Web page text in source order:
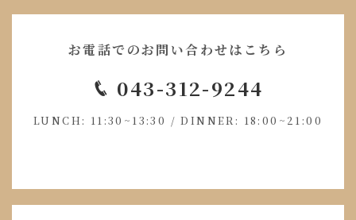
お電話でのお問い合わせはこちら
043-312-9244
LUNCH: 11:30~13:30 / DINNER: 18:00~21:00